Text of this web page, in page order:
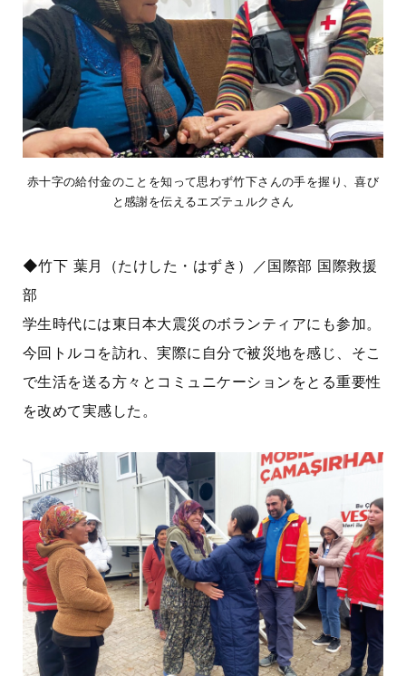
赤十字の給付金のことを知って思わず竹下さんの手を握り、喜び
と感謝を伝えるエズテュルクさん
◆竹下 葉月（たけした・はずき）／国際部 国際救援
部
学生時代には東日本大震災のボランティアにも参加。
今回トルコを訪れ、実際に自分で被災地を感じ、そこ
で生活を送る方々とコミュニケーションをとる重要性
を改めて実感した。